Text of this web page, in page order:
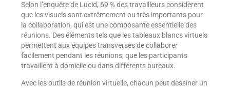
Selon l’enquête de Lucid, 69 % des travailleurs considèrent
que les visuels sont extrêmement ou très importants pour
la collaboration, qui est une composante essentielle des
réunions. Des éléments tels que les tableaux blancs virtuels
permettent aux équipes transverses de collaborer
facilement pendant les réunions, que les participants
travaillent à domicile ou dans différents bureaux.
Avec les outils de réunion virtuelle, chacun peut dessiner un